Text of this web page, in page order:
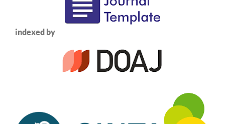
indexed by